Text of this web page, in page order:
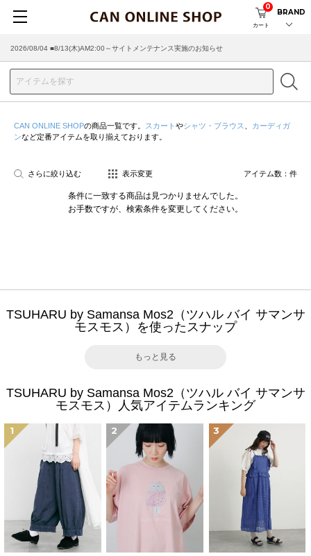
カート
0
BRAND
2026/08/04 ■8/13(木)AM2:00～サイトメンテナンス実施のお知らせ
CAN ONLINE SHOPの商品一覧です。 スカート やシャツ・ブラウス
カーディガ
ンなど定番アイテムを取り揃えております。
さらに絞り込む 表示変更 アイテム数： 件
条件に一致する商品は見つかりませんでした。
お手数ですが、検索条件を変更してください。
TSUHARU by Samansa Mos2（ツハル バイ サマンサ
モスモス）を使ったスナップ
もっと見る
TSUHARU by Samansa Mos2（ツハル バイ サマンサ
モスモス）人気アイテムランキング
1 2 3